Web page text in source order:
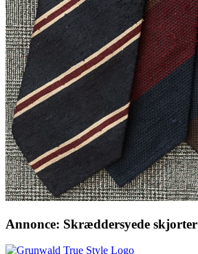
Annonce: Skræddersyede skjorter